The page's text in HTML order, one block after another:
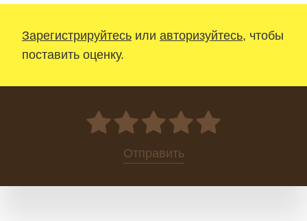
Зарегистрируйтесь или авторизуйтесь, чтобы
поставить оценку.
0
Отправить